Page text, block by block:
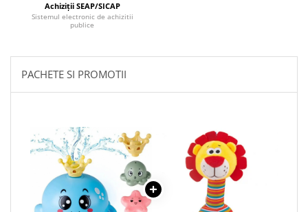
Achiziții SEAP/SICAP
Sistemul electronic de achizitii
publice
PACHETE SI PROMOTII